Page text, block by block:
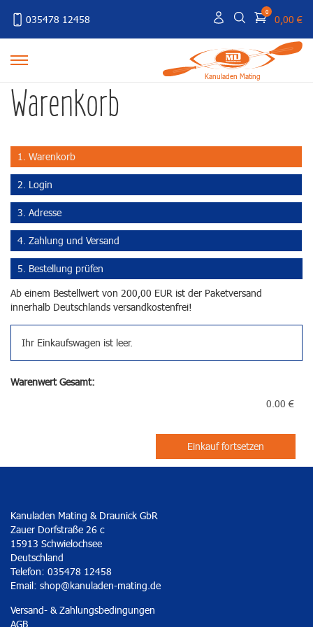
035478 12458
0
0,00 €
Kanuladen Mating
Warenkorb
1. Warenkorb
2. Login
3. Adresse
4. Zahlung und Versand
5. Bestellung prüfen
Ab einem Bestellwert von 200,00 EUR ist der Paketversand
innerhalb Deutschlands versandkostenfrei!
Ihr Einkaufswagen ist leer.
Warenwert Gesamt:
0.00 €
Einkauf fortsetzen
Kanuladen Mating & Draunick GbR
Zauer Dorfstraße 26 c
15913 Schwielochsee
Deutschland
Telefon: 035478 12458
Email: shop@kanuladen-mating.de
Versand- & Zahlungsbedingungen
AGB